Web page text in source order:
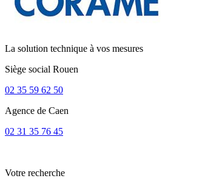
La solution technique à vos mesures
Siège social Rouen
02 35 59 62 50
Agence de Caen
02 31 35 76 45
Votre recherche